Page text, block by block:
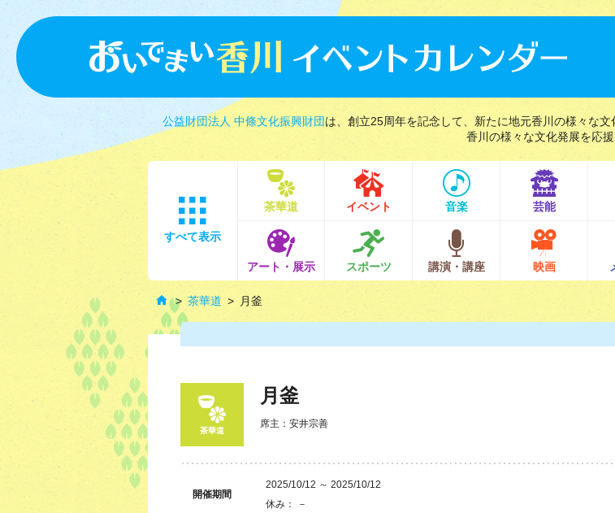
公益財団法人 中條文化振興財団は、創立25周年を記念して、新たに地元香川の様々な
香川の様々な文化発展を応援
すべて表示
茶華道 イベント 音楽 芸能
アート・展示 スポーツ 講演・講座 映画
茶華道 月釜
茶華道
月釜
席主：安井宗善
開催期間
2025/10/12 ～ 2025/10/12
休み： －